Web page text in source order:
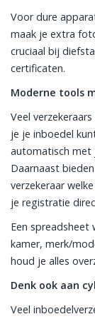
Voor dure
maak je extra
cruciaal bij
certificaten.
Moderne tools
Veel
je je inboedel
automatisch met
Daarnaast
verzekeraar
je registratie
Een
kamer, merk/
houd je alles
Denk ook aan
Veel